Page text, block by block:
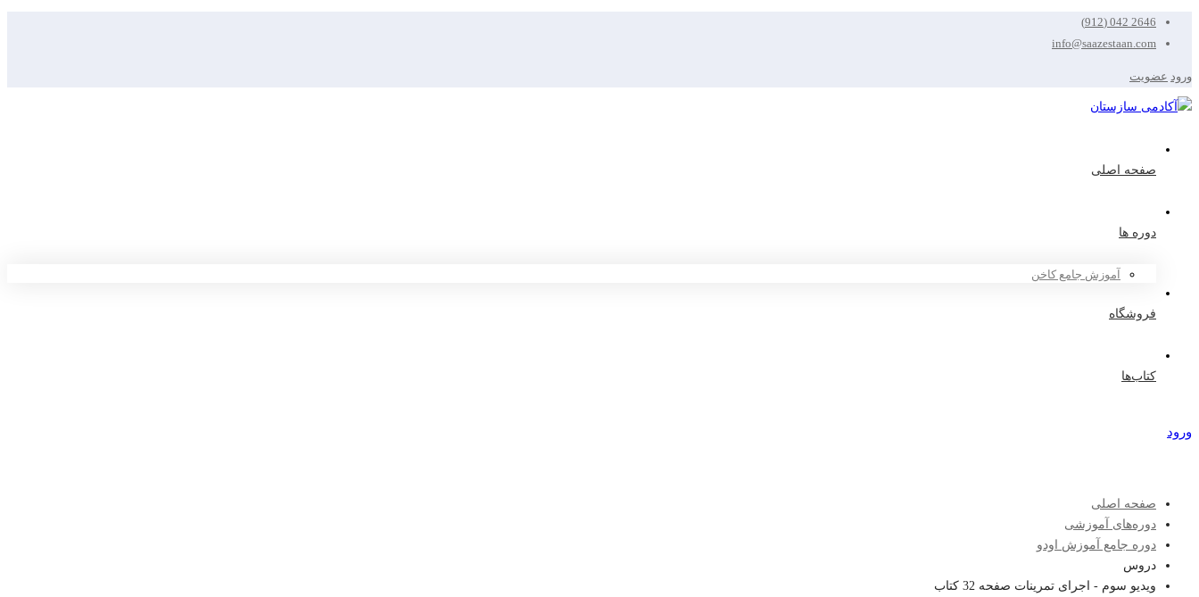
2646 042 (912)
info@saazestaan.com
ورود عضویت
صفحه اصلی
دوره ها
آموزش جامع کاخن
فروشگاه
کتاب‌ها
ورود
صفحه اصلی
دوره‌های آموزشی
دوره جامع آموزش اودو
دروس
ویدیو سوم - اجرای تمرینات صفحه 32 کتاب